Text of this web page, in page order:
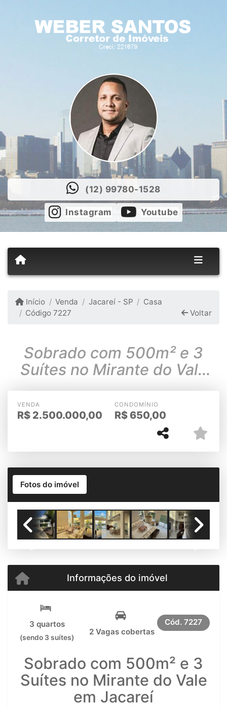
(12) 99780-1528
Instagram Youtube
Início Venda Jacareí - SP
Casa
Código 7227
Voltar
Sobrado com 500m² e 3
Suítes no Mirante do Vale
em Jacareí
VENDA
R$ 2.500.000,00
CONDOMÍNIO
R$ 650,00
Fotos do imóvel
Informações do imóvel
3 quartos
(sendo 3 suítes)
2 Vagas cobertas
Cód. 7227
Sobrado com 500m² e 3
Suítes no Mirante do Vale
em Jacareí